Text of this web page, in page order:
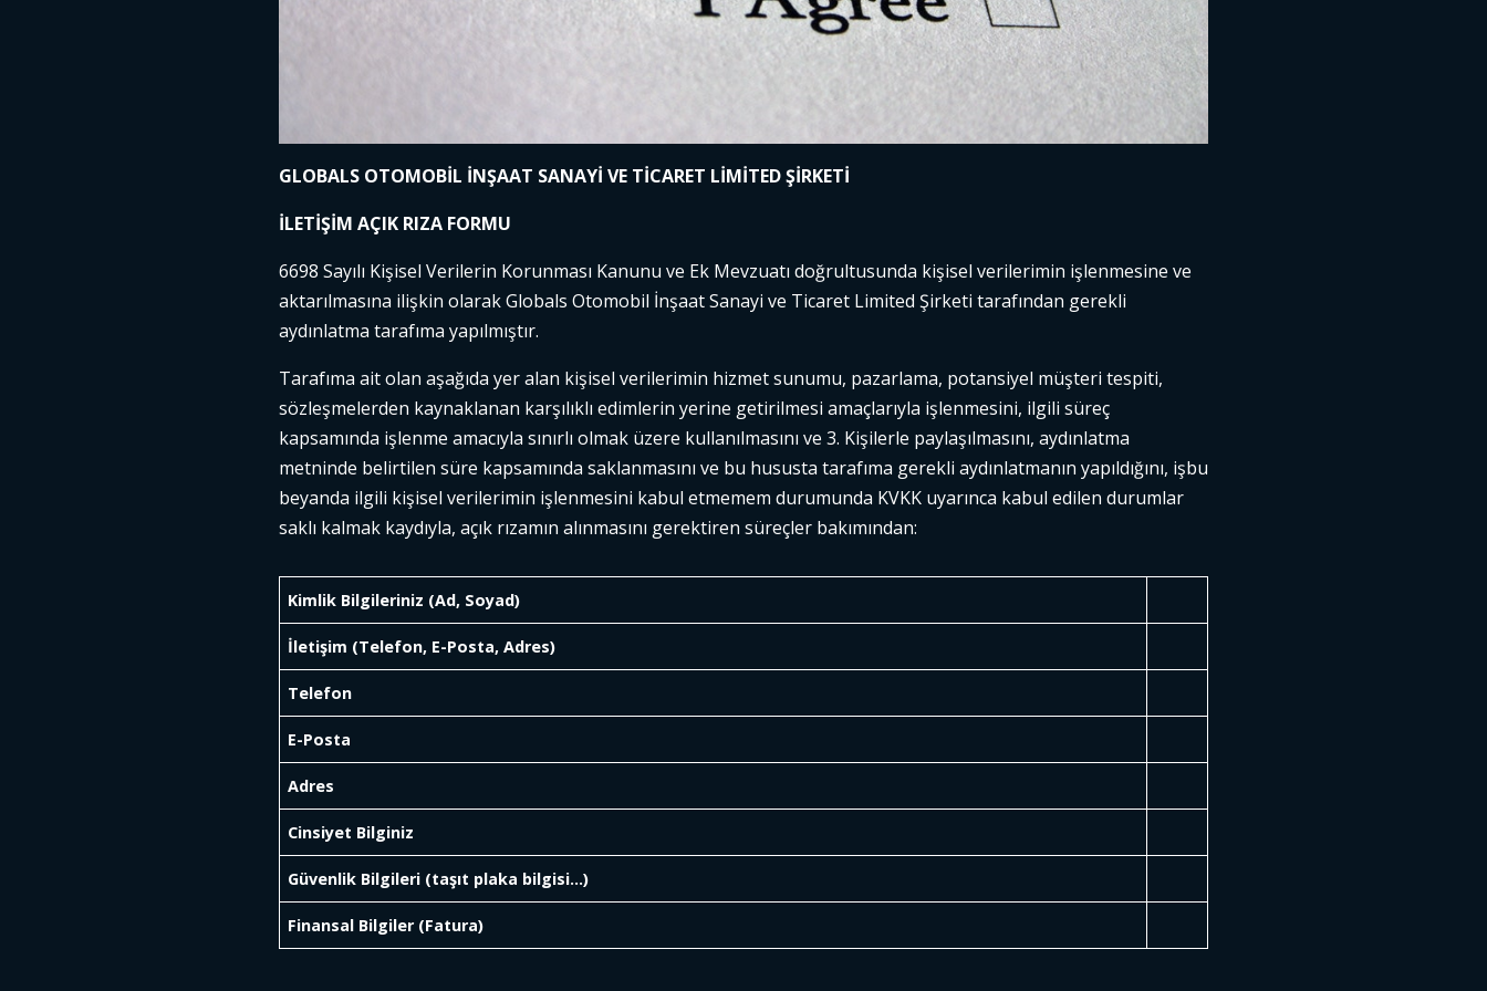
GLOBALS OTOMOBİL İNŞAAT SANAYİ VE TİCARET LİMİTED ŞİRKETİ
İLETİŞİM AÇIK RIZA FORMU
6698 Sayılı Kişisel Verilerin Korunması Kanunu ve Ek Mevzuatı doğrultusunda kişisel verilerimin işlenmesine ve
aktarılmasına ilişkin olarak Globals Otomobil İnşaat Sanayi ve Ticaret Limited Şirketi tarafından gerekli
aydınlatma tarafıma yapılmıştır.
Tarafıma ait olan aşağıda yer alan kişisel verilerimin hizmet sunumu, pazarlama, potansiyel müşteri tespiti,
sözleşmelerden kaynaklanan karşılıklı edimlerin yerine getirilmesi amaçlarıyla işlenmesini, ilgili süreç
kapsamında işlenme amacıyla sınırlı olmak üzere kullanılmasını ve 3. Kişilerle paylaşılmasını, aydınlatma
metninde belirtilen süre kapsamında saklanmasını ve bu hususta tarafıma gerekli aydınlatmanın yapıldığını, işbu
beyanda ilgili kişisel verilerimin işlenmesini kabul etmemem durumunda KVKK uyarınca kabul edilen durumlar
saklı kalmak kaydıyla, açık rızamın alınmasını gerektiren süreçler bakımından:
Kimlik Bilgileriniz (Ad, Soyad)
İletişim (Telefon, E-Posta, Adres)
Telefon
E-Posta
Adres
Cinsiyet Bilginiz
Güvenlik Bilgileri (taşıt plaka bilgisi…)
Finansal Bilgiler (Fatura)